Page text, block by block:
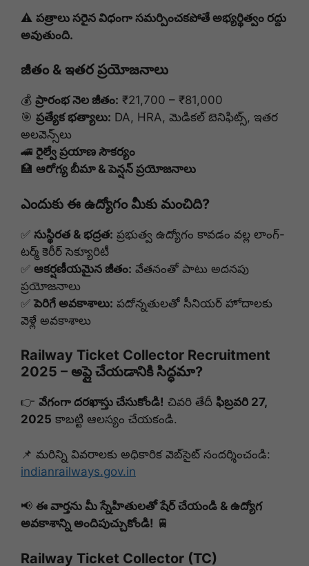
⚠ పత్రాలు సరైన విధంగా సమర్పించకపోతే అభ్యర్థిత్వం రద్దు
అవుతుంది.
జీతం & ఇతర ప్రయోజనాలు
💰 ప్రారంభ నెల జీతం: ₹21,700 – ₹81,000
🎯 ప్రత్యేక భత్యాలు: DA, HRA, మెడికల్ బెనిఫిట్స్, ఇతర
అలవెన్స్‌లు
🚄 రైల్వే ప్రయాణ సౌకర్యం
🏥 ఆరోగ్య బీమా & పెన్షన్ ప్రయోజనాలు
ఎందుకు ఈ ఉద్యోగం మీకు మంచిది?
✅ సుస్థిరత & భద్రత: ప్రభుత్వ ఉద్యోగం కావడం వల్ల లాంగ్-
టర్మ్ కెరీర్ సెక్యూరిటీ
✅ ఆకర్షణీయమైన జీతం: వేతనంతో పాటు అదనపు
ప్రయోజనాలు
✅ పెరిగే అవకాశాలు: పదోన్నతులతో సీనియర్ హోదాలకు
వెళ్లే అవకాశాలు
Railway Ticket Collector Recruitment
2025 – అప్లై చేయడానికి సిద్ధమా?
👉 వేగంగా దరఖాస్తు చేసుకోండి! చివరి తేదీ ఫిబ్రవరి 27,
2025 కాబట్టి ఆలస్యం చేయకండి.
📌 మరిన్ని వివరాలకు అధికారిక వెబ్‌సైట్ సందర్శించండి:
indianrailways.gov.in
📢 ఈ వార్తను మీ స్నేహితులతో షేర్ చేయండి & ఉద్యోగ
అవకాశాన్ని అందిపుచ్చుకోండి! 🚆
Railway Ticket Collector (TC)